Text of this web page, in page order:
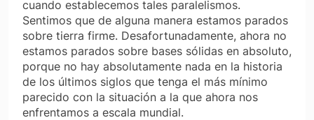
cuando establecemos tales paralelismos.
Sentimos que de alguna manera estamos parados
sobre tierra firme. Desafortunadamente, ahora no
estamos parados sobre bases sólidas en absoluto,
porque no hay absolutamente nada en la historia
de los últimos siglos que tenga el más mínimo
parecido con la situación a la que ahora nos
enfrentamos a escala mundial.